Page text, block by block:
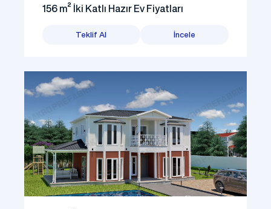
156 m² İki Katlı Hazır Ev Fiyatları
Teklif Al İncele